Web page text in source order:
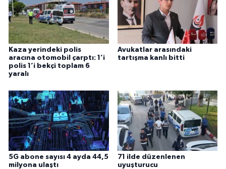
Kaza yerindeki polis
aracına otomobil çarptı: 1’i
polis 1’i bekçi toplam 6
yaralı
Avukatlar arasındaki
tartışma kanlı bitti
5G abone sayısı 4 ayda 44,5
milyona ulaştı
71 ilde düzenlenen
uyuşturucu